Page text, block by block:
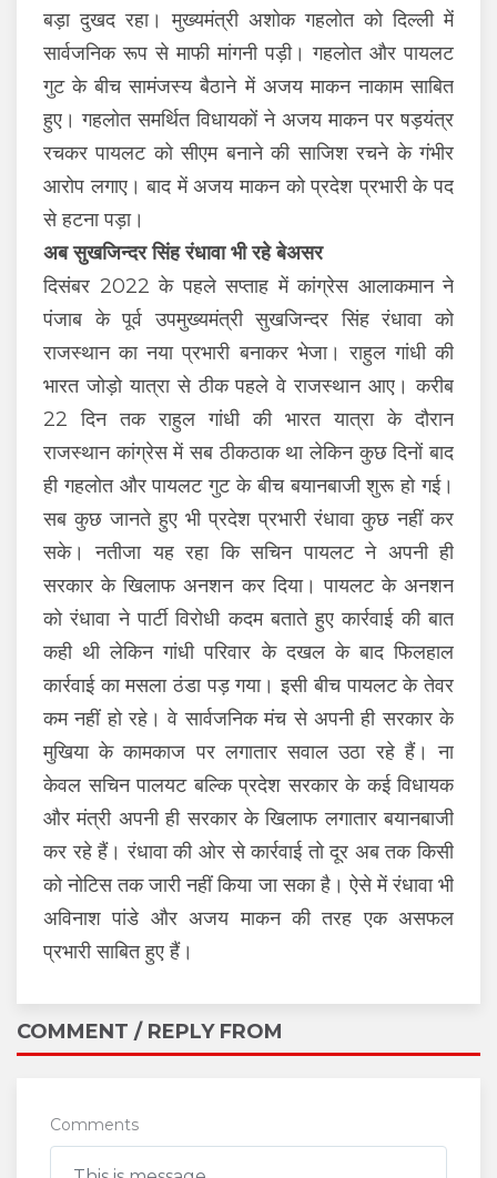
बड़ा दुखद रहा। मुख्यमंत्री अशोक गहलोत को दिल्ली में
सार्वजनिक रूप से माफी मांगनी पड़ी। गहलोत और पायलट
गुट के बीच सामंजस्य बैठाने में अजय माकन नाकाम साबित
हुए। गहलोत समर्थित विधायकों ने अजय माकन पर षड़यंत्र
रचकर पायलट को सीएम बनाने की साजिश रचने के गंभीर
आरोप लगाए। बाद में अजय माकन को प्रदेश प्रभारी के पद
से हटना पड़ा।
अब सुखजिन्दर सिंह रंधावा भी रहे बेअसर
दिसंबर 2022 के पहले सप्ताह में कांग्रेस आलाकमान ने
पंजाब के पूर्व उपमुख्यमंत्री सुखजिन्दर सिंह रंधावा को
राजस्थान का नया प्रभारी बनाकर भेजा। राहुल गांधी की
भारत जोड़ो यात्रा से ठीक पहले वे राजस्थान आए। करीब
22 दिन तक राहुल गांधी की भारत यात्रा के दौरान
राजस्थान कांग्रेस में सब ठीकठाक था लेकिन कुछ दिनों बाद
ही गहलोत और पायलट गुट के बीच बयानबाजी शुरू हो गई।
सब कुछ जानते हुए भी प्रदेश प्रभारी रंधावा कुछ नहीं कर
सके। नतीजा यह रहा कि सचिन पायलट ने अपनी ही
सरकार के खिलाफ अनशन कर दिया। पायलट के अनशन
को रंधावा ने पार्टी विरोधी कदम बताते हुए कार्रवाई की बात
कही थी लेकिन गांधी परिवार के दखल के बाद फिलहाल
कार्रवाई का मसला ठंडा पड़ गया। इसी बीच पायलट के तेवर
कम नहीं हो रहे। वे सार्वजनिक मंच से अपनी ही सरकार के
मुखिया के कामकाज पर लगातार सवाल उठा रहे हैं। ना
केवल सचिन पालयट बल्कि प्रदेश सरकार के कई विधायक
और मंत्री अपनी ही सरकार के खिलाफ लगातार बयानबाजी
कर रहे हैं। रंधावा की ओर से कार्रवाई तो दूर अब तक किसी
को नोटिस तक जारी नहीं किया जा सका है। ऐसे में रंधावा भी
अविनाश पांडे और अजय माकन की तरह एक असफल
प्रभारी साबित हुए हैं।
COMMENT / REPLY FROM
Comments